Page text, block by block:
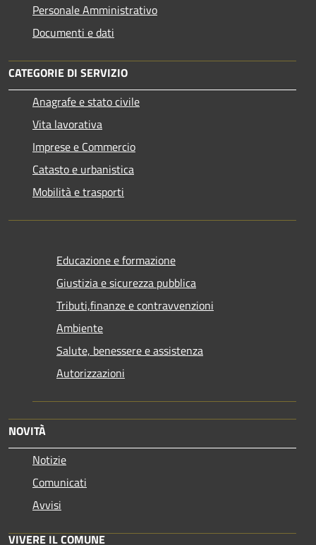
Personale Amministrativo
Documenti e dati
CATEGORIE DI SERVIZIO
Anagrafe e stato civile
Vita lavorativa
Imprese e Commercio
Catasto e urbanistica
Mobilità e trasporti
Educazione e formazione
Giustizia e sicurezza pubblica
Tributi,finanze e contravvenzioni
Ambiente
Salute, benessere e assistenza
Autorizzazioni
NOVITÀ
Notizie
Comunicati
Avvisi
VIVERE IL COMUNE